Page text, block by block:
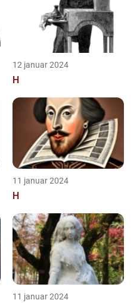
12 januar 2024
H
11 januar 2024
H
11 januar 2024